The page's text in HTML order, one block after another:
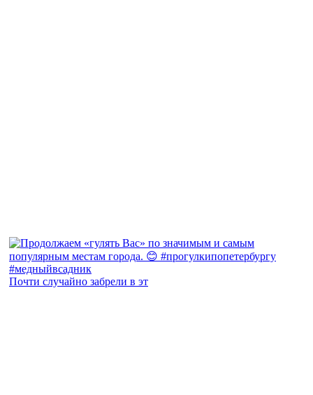
Почти случайно забрели в эт